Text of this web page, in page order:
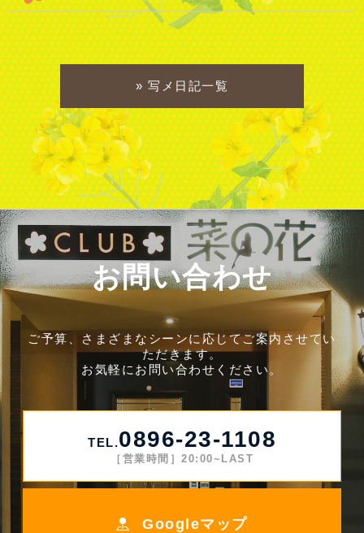
写メ日記一覧
お問い合わせ
ご予算、さまざまなシーンに応じてご案内させてい
ただきます。
お気軽にお問い合わせください。
TEL.0896-23-1108
［営業時間］20:00~LAST
Googleマップ